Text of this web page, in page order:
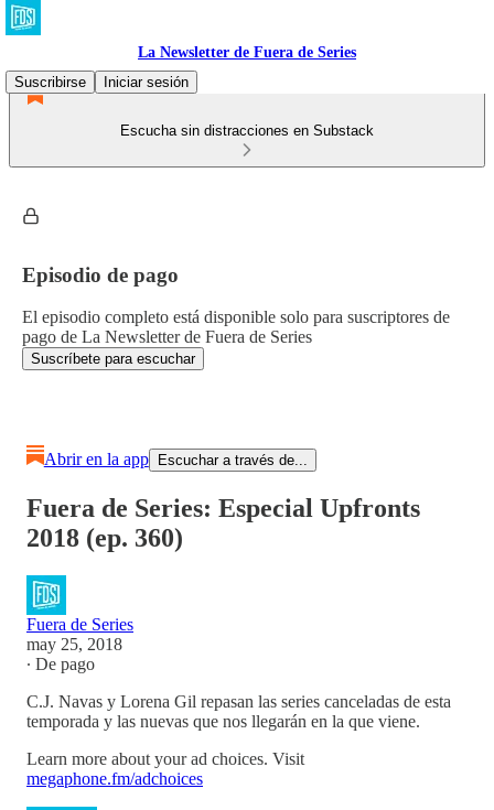
La Newsletter de Fuera de Series
Suscribirse
Iniciar sesión
Escucha sin distracciones en Substack
Episodio de pago
El episodio completo está disponible solo para suscriptores de
pago de La Newsletter de Fuera de Series
Suscríbete para escuchar
Abrir en la app Escuchar a través de...
Fuera de Series: Especial Upfronts
2018 (ep. 360)
Fuera de Series
may 25, 2018
∙ De pago
C.J. Navas y Lorena Gil repasan las series canceladas de esta
temporada y las nuevas que nos llegarán en la que viene.
Learn more about your ad choices. Visit
megaphone.fm/adchoices